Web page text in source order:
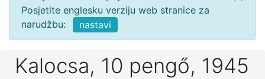
Posjetite englesku verziju web stranice za
narudžbu:
nastavi
Kalocsa, 10 pengő, 1945